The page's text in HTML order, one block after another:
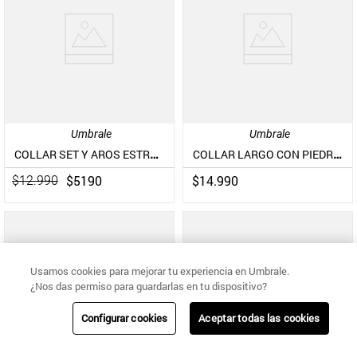
Umbrale
COLLAR SET Y AROS ESTRELLA PLATA
$12.990 $5190
Umbrale
COLLAR LARGO CON PIEDRAS CHUNKY RESINA
$14.990
Usamos cookies para mejorar tu experiencia en Umbrale.
¿Nos das permiso para guardarlas en tu dispositivo?
Configurar cookies Aceptar todas las cookies